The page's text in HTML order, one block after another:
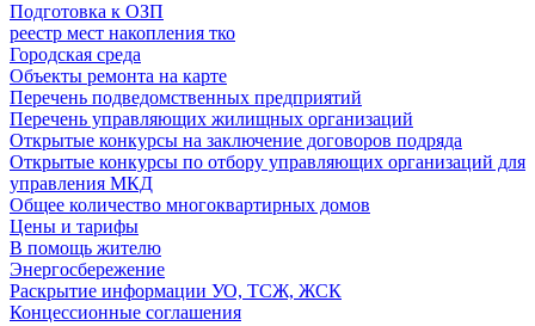
Подготовка к ОЗП
реестр мест накопления тко
Городская среда
Объекты ремонта на карте
Перечень подведомственных предприятий
Перечень управляющих жилищных организаций
Открытые конкурсы на заключение договоров подряда
Открытые конкурсы по отбору управляющих организаций для
управления МКД
Общее количество многоквартирных домов
Цены и тарифы
В помощь жителю
Энергосбережение
Раскрытие информации УО, ТСЖ, ЖСК
Концессионные соглашения